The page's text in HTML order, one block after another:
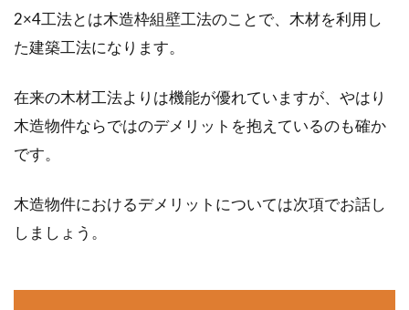
「窓」と「扉」の違いは何かご存知ですか？普
いを問わ...
住宅の玄関に使われる素材は、「タイル」「石
2×4工法とは木造枠組壁工法のことで、木材を利用し
た建築工法になります。
在来の木材工法よりは機能が優れていますが、やはり
木造物件ならではのデメリットを抱えているのも確か
です。
木造物件におけるデメリットについては次項でお話し
しましょう。